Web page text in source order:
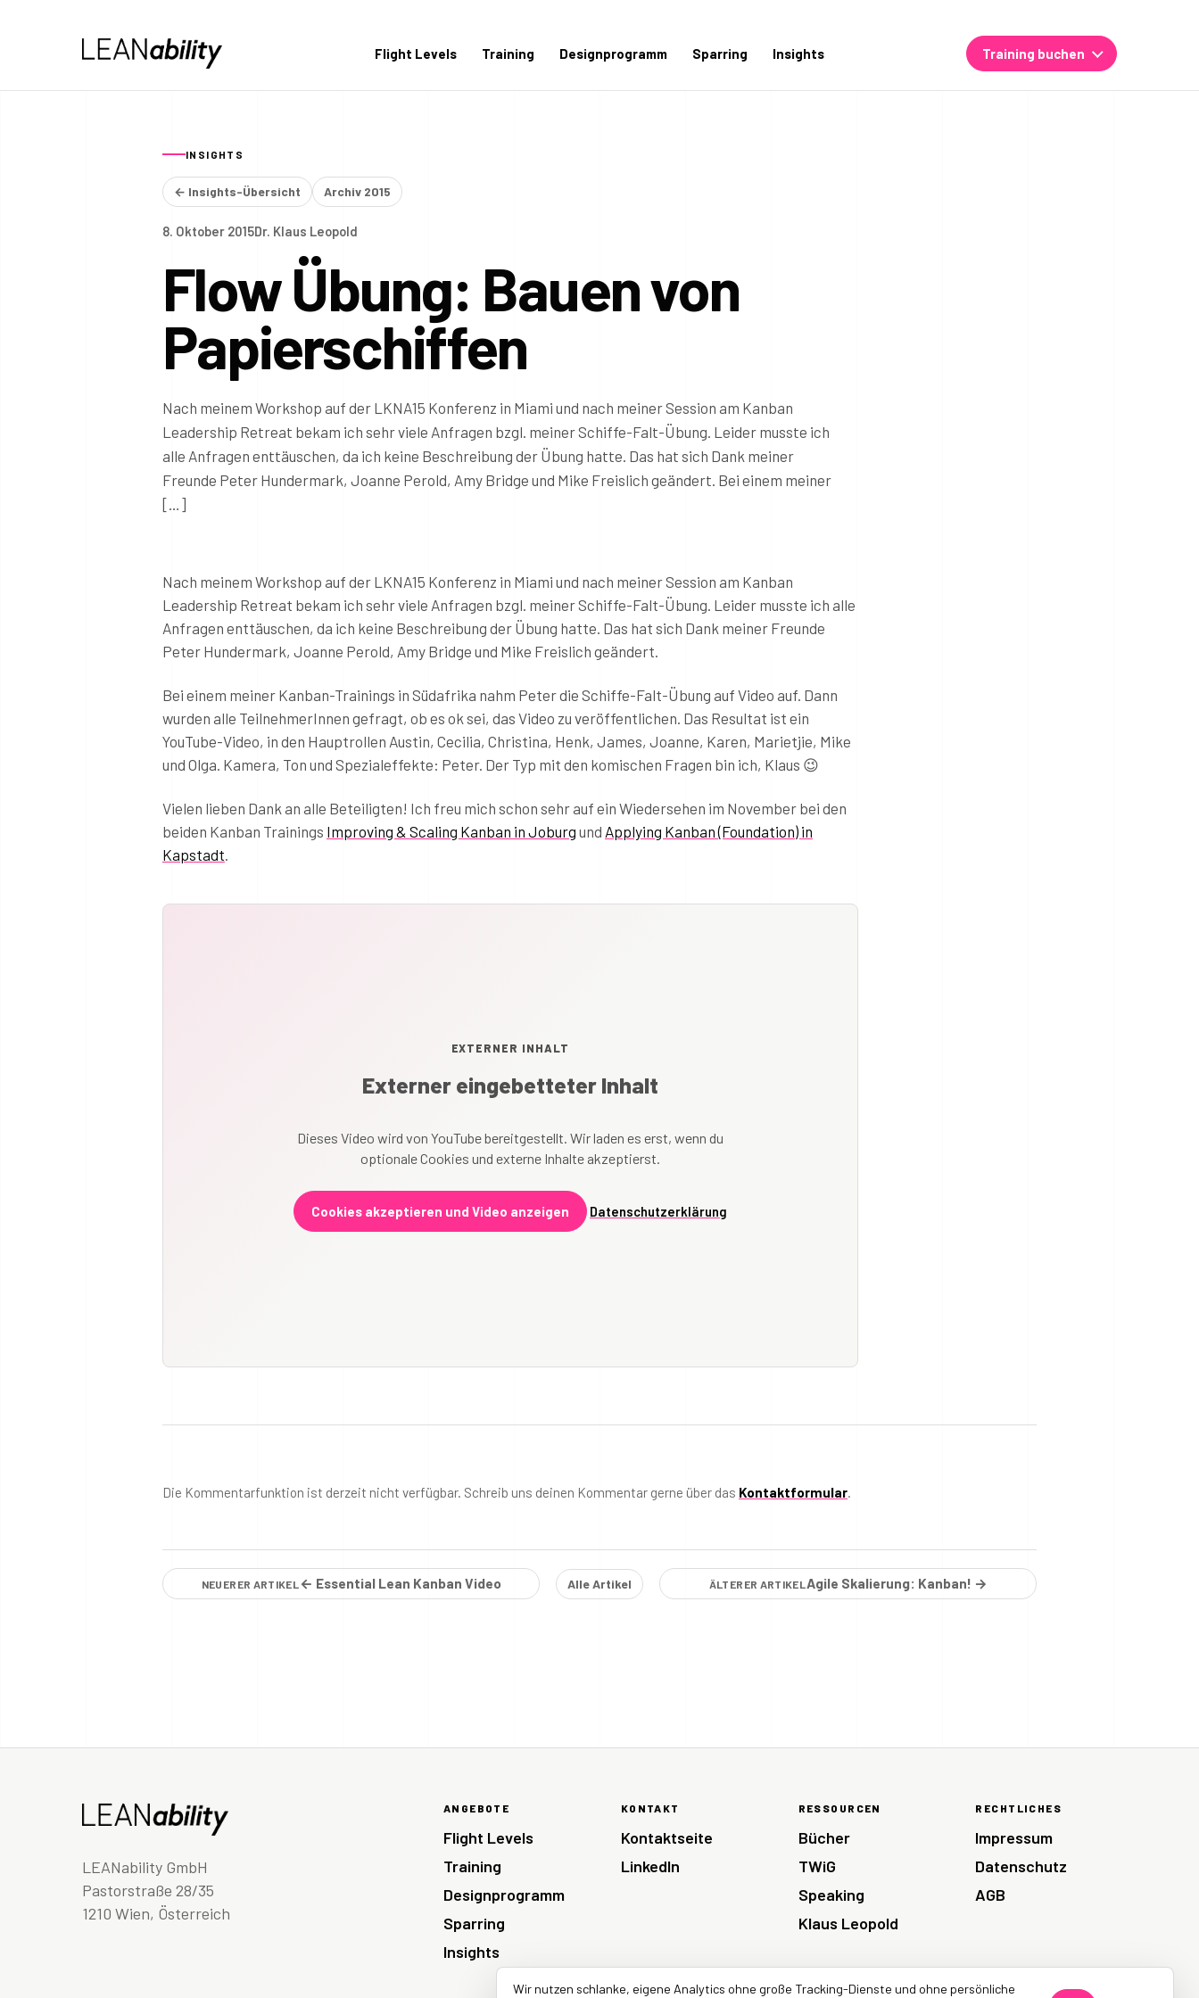
Flight Levels Training Designprogramm Sparring Insights Training buchen
INSIGHTS
← Insights-Übersicht Archiv 2015
8. Oktober 2015Dr. Klaus Leopold
Flow Übung: Bauen von
Papierschiffen
Nach meinem Workshop auf der LKNA15 Konferenz in Miami und nach meiner Session am Kanban
Leadership Retreat bekam ich sehr viele Anfragen bzgl. meiner Schiffe-Falt-Übung. Leider musste ich
alle Anfragen enttäuschen, da ich keine Beschreibung der Übung hatte. Das hat sich Dank meiner
Freunde Peter Hundermark, Joanne Perold, Amy Bridge und Mike Freislich geändert. Bei einem meiner
[…]
Nach meinem Workshop auf der LKNA15 Konferenz in Miami und nach meiner Session am Kanban
Leadership Retreat bekam ich sehr viele Anfragen bzgl. meiner Schiffe-Falt-Übung. Leider musste ich alle
Anfragen enttäuschen, da ich keine Beschreibung der Übung hatte. Das hat sich Dank meiner Freunde
Peter Hundermark, Joanne Perold, Amy Bridge und Mike Freislich geändert.
Bei einem meiner Kanban-Trainings in Südafrika nahm Peter die Schiffe-Falt-Übung auf Video auf. Dann
wurden alle TeilnehmerInnen gefragt, ob es ok sei, das Video zu veröffentlichen. Das Resultat ist ein
YouTube-Video, in den Hauptrollen Austin, Cecilia, Christina, Henk, James, Joanne, Karen, Marietjie, Mike
und Olga. Kamera, Ton und Spezialeffekte: Peter. Der Typ mit den komischen Fragen bin ich, Klaus 😉
Vielen lieben Dank an alle Beteiligten! Ich freu mich schon sehr auf ein Wiedersehen im November bei den
beiden Kanban Trainings Improving & Scaling Kanban in Joburg und Applying Kanban (Foundation) in
Kapstadt.
EXTERNER INHALT
Externer eingebetteter Inhalt
Dieses Video wird von YouTube bereitgestellt. Wir laden es erst, wenn du
optionale Cookies und externe Inhalte akzeptierst.
Cookies akzeptieren und Video anzeigen Datenschutzerklärung
Die Kommentarfunktion ist derzeit nicht verfügbar. Schreib uns deinen Kommentar gerne über das Kontaktformular.
NEUERER ARTIKEL← Essential Lean Kanban Video Alle Artikel ÄLTERER ARTIKELAgile Skalierung: Kanban! →
LEANability GmbH
Pastorstraße 28/35
1210 Wien, Österreich
ANGEBOTE
Flight Levels
Training
Designprogramm
Sparring
Insights
KONTAKT
Kontaktseite
LinkedIn
RESSOURCEN
Bücher
TWiG
Speaking
Klaus Leopold
RECHTLICHES
Impressum
Datenschutz
AGB
Wir nutzen schlanke, eigene Analytics ohne große Tracking-Dienste und ohne persönliche